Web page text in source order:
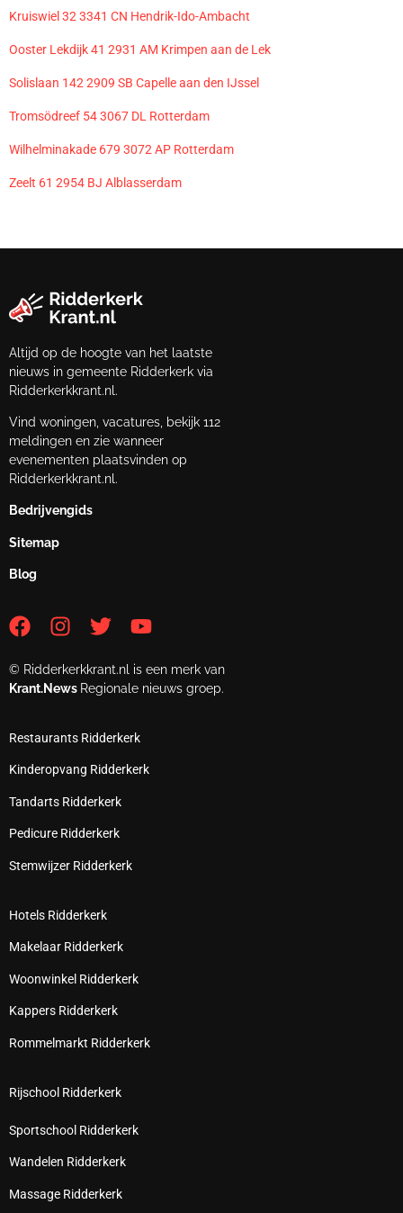
Kruiswiel 32 3341 CN Hendrik-Ido-Ambacht
Ooster Lekdijk 41 2931 AM Krimpen aan de Lek
Solislaan 142 2909 SB Capelle aan den IJssel
Tromsödreef 54 3067 DL Rotterdam
Wilhelminakade 679 3072 AP Rotterdam
Zeelt 61 2954 BJ Alblasserdam
Altijd op de hoogte van het laatste
nieuws in gemeente Ridderkerk via
Ridderkerkkrant.nl.
Vind woningen, vacatures, bekijk 112
meldingen en zie wanneer
evenementen plaatsvinden op
Ridderkerkkrant.nl.
Bedrijvengids
Sitemap
Blog
© Ridderkerkkrant.nl is een merk van
Krant.News Regionale nieuws groep.
Restaurants Ridderkerk
Kinderopvang Ridderkerk
Tandarts Ridderkerk
Pedicure Ridderkerk
Stemwijzer Ridderkerk
Hotels Ridderkerk
Makelaar Ridderkerk
Woonwinkel Ridderkerk
Kappers Ridderkerk
Rommelmarkt Ridderkerk
Rijschool Ridderkerk
Sportschool Ridderkerk
Wandelen Ridderkerk
Massage Ridderkerk